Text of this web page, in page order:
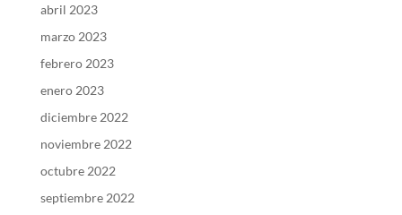
abril 2023
marzo 2023
febrero 2023
enero 2023
diciembre 2022
noviembre 2022
octubre 2022
septiembre 2022